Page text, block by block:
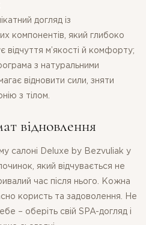
догляд із
компонентів, який глибоко
відчуття м’якості й комфорту;
з натуральними
відновити сили, зняти
з тілом.
відновлення
салоні Deluxe by Bezvuliak у
який відчувається не
час після нього. Кожна
користь та задоволення. Не
– оберіть свій SPA-догляд і